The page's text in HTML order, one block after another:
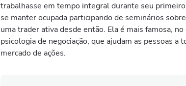
trabalhasse em tempo integral durante seu
se manter ocupada participando de seminários sobre
uma trader ativa desde então. Ela é mais famosa,
psicologia de negociação, que ajudam as pessoas a
mercado de ações.